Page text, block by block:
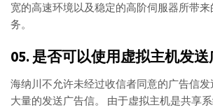
宽的高速环境以及稳定的高阶伺服器所带
务。
05. 是否可以使用虚拟主机发送
海纳川不允许未经过收信者同意的广告信
大量的发送广告信。 由于虚拟主机是共享